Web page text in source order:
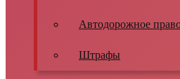
Автодорожное
Штрафы